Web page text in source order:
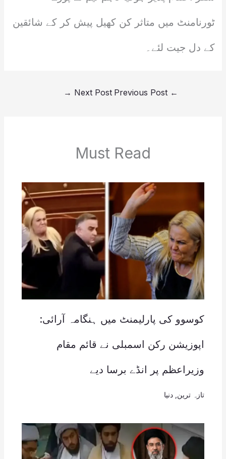
ٹورنامنٹ میں متاثر کن کھیل پیش کر کے شائقین
کے دل جیت لئے۔
←
Next Post
→
Must Read
کوسوو کی پارلیمنٹ میں ہنگامہ آرائی:
اپوزیشن رکن اسمبلی نے قائم مقام
وزیراعظم پر انڈے برسا دیے
تازہ ترین دنیا